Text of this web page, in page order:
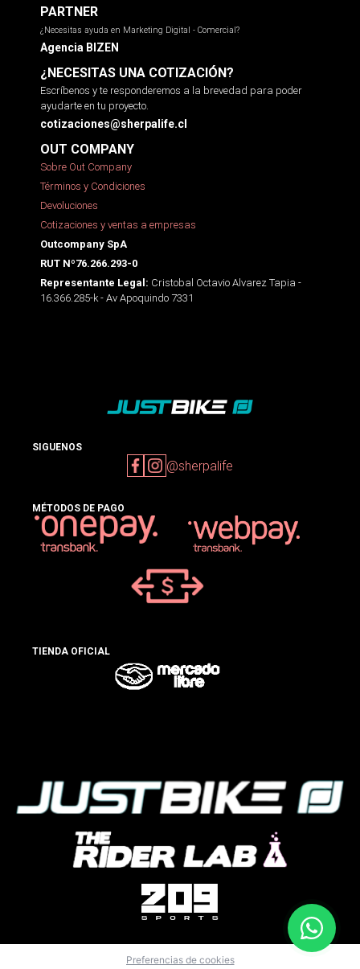
PARTNER
¿Necesitas ayuda en Marketing Digital - Comercial?
Agencia BIZEN
¿NECESITAS UNA COTIZACIÓN?
Escríbenos y te responderemos a la brevedad para poder
ayudarte en tu proyecto.
cotizaciones@sherpalife.cl
OUT COMPANY
Sobre Out Company
Términos y Condiciones
Devoluciones
Cotizaciones y ventas a empresas
Outcompany SpA
RUT Nº76.266.293-0
Representante Legal: Cristobal Octavio Alvarez Tapia -
16.366.285-k - Av Apoquindo 7331
SIGUENOS
@sherpalife
MÉTODOS DE PAGO
TIENDA OFICIAL
Preferencias de cookies